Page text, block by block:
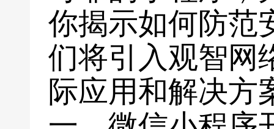
你揭示如何防范
们将引入观智网
际应用和解决方